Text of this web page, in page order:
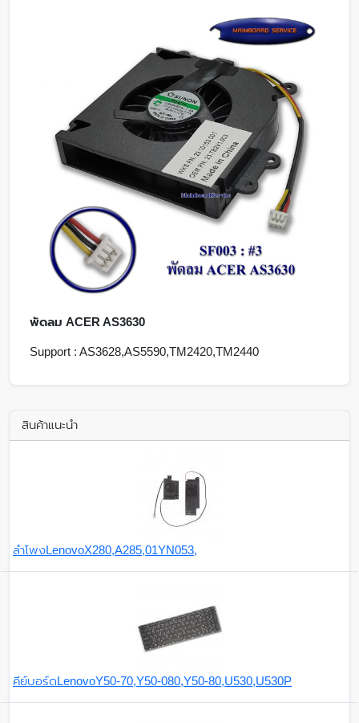
พัดลม ACER AS3630
Support : AS3628,AS5590,TM2420,TM2440
สินค้าแนะนำ
ลำโพงLenovoX280,A285,01YN053,
คีย์บอร์ดLenovoY50-70,Y50-080,Y50-80,U530,U530P